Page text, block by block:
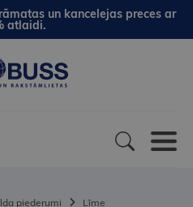
un kancelejas preces ar
atlaidi.
piederumi Līme